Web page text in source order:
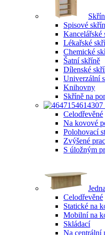
Spisové
Kancelářské
Lékařské
Chemické
Šatní skříně
Dílenské
Univerzální
Knihovny
Skříně na
Celodřevěné
Na kovové
Polohovací
Zvýšené
S úložným
Celodřevěné
Statické na
Mobilní na
Skládací
Na centrální